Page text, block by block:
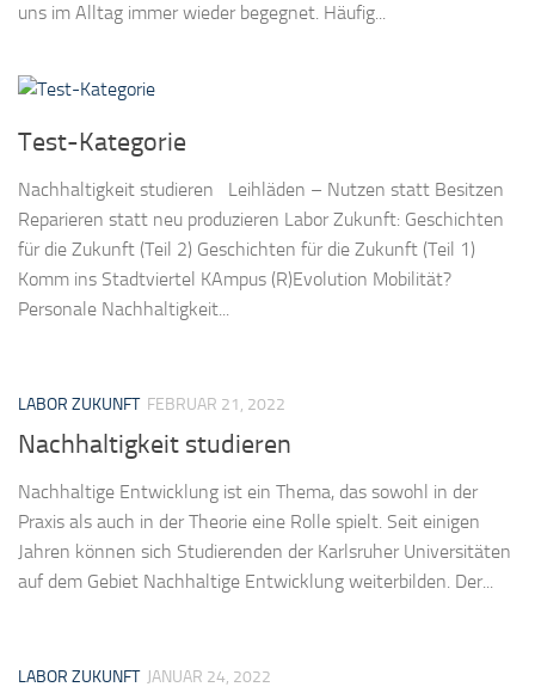
uns im Alltag immer wieder begegnet. Häufig...
Test-Kategorie
Nachhaltigkeit studieren Leihläden – Nutzen statt Besitzen
Reparieren statt neu produzieren Labor Zukunft: Geschichten
für die Zukunft (Teil 2) Geschichten für die Zukunft (Teil 1)
Komm ins Stadtviertel KAmpus (R)Evolution Mobilität?
Personale Nachhaltigkeit...
LABOR ZUKUNFT FEBRUAR 21, 2022
Nachhaltigkeit studieren
Nachhaltige Entwicklung ist ein Thema, das sowohl in der
Praxis als auch in der Theorie eine Rolle spielt. Seit einigen
Jahren können sich Studierenden der Karlsruher Universitäten
auf dem Gebiet Nachhaltige Entwicklung weiterbilden. Der...
LABOR ZUKUNFT JANUAR 24, 2022